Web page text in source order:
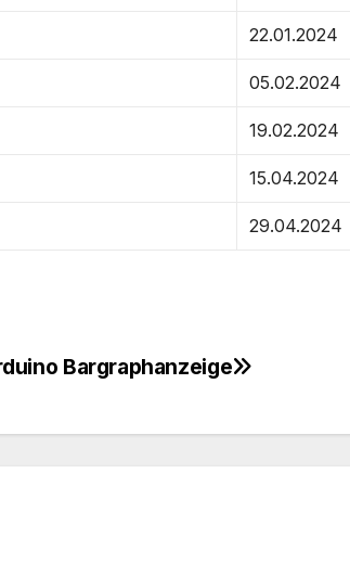
22.01.2024
05.02.2024
19.02.2024
15.04.2024
29.04.2024
Bargraphanzeige